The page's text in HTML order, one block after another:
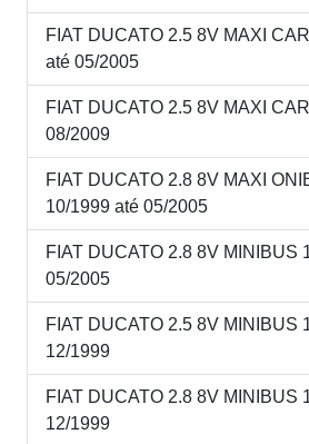
FIAT DUCATO 2.5 8V MAXI
até 05/2005
FIAT DUCATO 2.5 8V MAXI
08/2009
FIAT DUCATO 2.8 8V MAXI
10/1999 até 05/2005
FIAT DUCATO 2.8 8V MINIBUS
05/2005
FIAT DUCATO 2.5 8V MINIBUS
12/1999
FIAT DUCATO 2.8 8V MINIBUS
12/1999